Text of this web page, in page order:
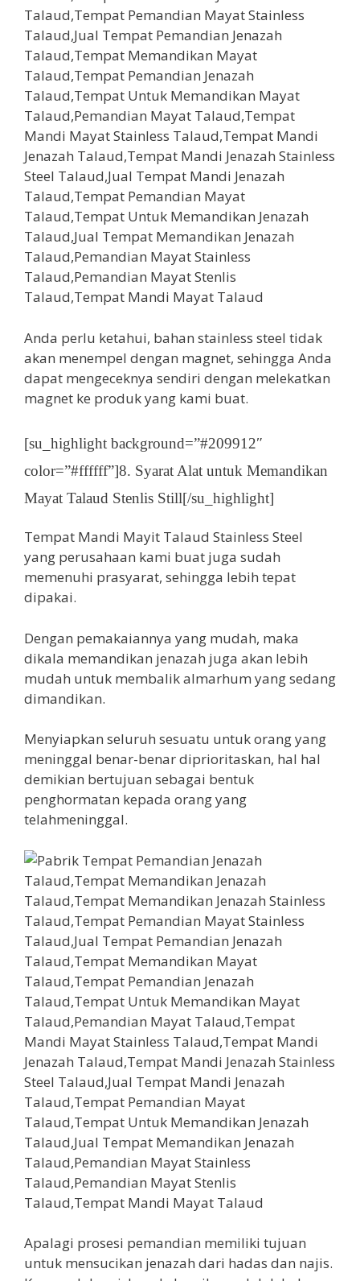
Anda perlu ketahui, bahan stainless steel tidak
akan menempel dengan magnet, sehingga Anda
dapat mengeceknya sendiri dengan melekatkan
magnet ke produk yang kami buat.
[su_highlight background=”#209912″
color=”#ffffff”]8. Syarat Alat untuk Memandikan
Mayat Talaud Stenlis Still[/su_highlight]
Tempat Mandi Mayit Talaud Stainless Steel
yang perusahaan kami buat juga sudah
memenuhi prasyarat, sehingga lebih tepat
dipakai.
Dengan pemakaiannya yang mudah, maka
dikala memandikan jenazah juga akan lebih
mudah untuk membalik almarhum yang sedang
dimandikan.
Menyiapkan seluruh sesuatu untuk orang yang
meninggal benar-benar diprioritaskan, hal hal
demikian bertujuan sebagai bentuk
penghormatan kepada orang yang
telahmeninggal.
Apalagi prosesi pemandian memiliki tujuan
untuk mensucikan jenazah dari hadas dan najis.